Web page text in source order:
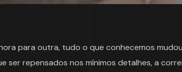
para outra, tudo o que conhecemos
ser repensados nos mínimos detalhes, a